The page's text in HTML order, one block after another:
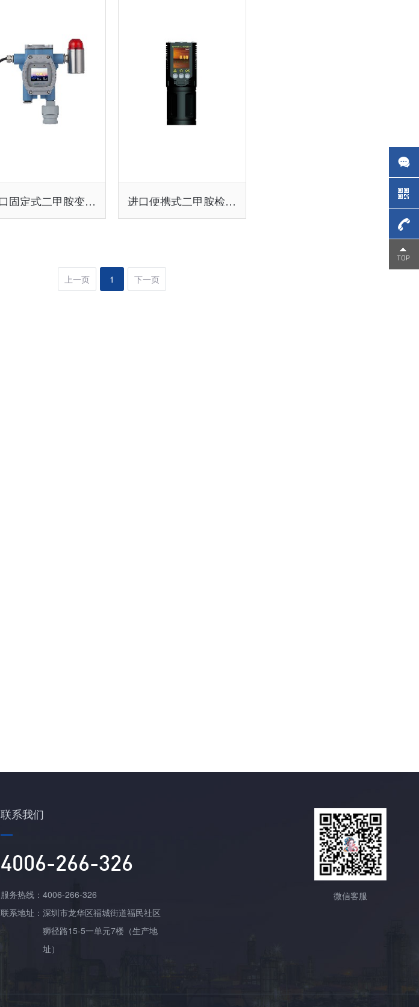
进口固定式二甲胺变送器 进口便携式二甲胺检测仪
上一页 1 下一页
联系我们
4006-266-326
服务热线：4006-266-326
联系地址：深圳市龙华区福城街道福民社区
狮径路15-5一单元7楼（生产地
址）
微信客服
4006-